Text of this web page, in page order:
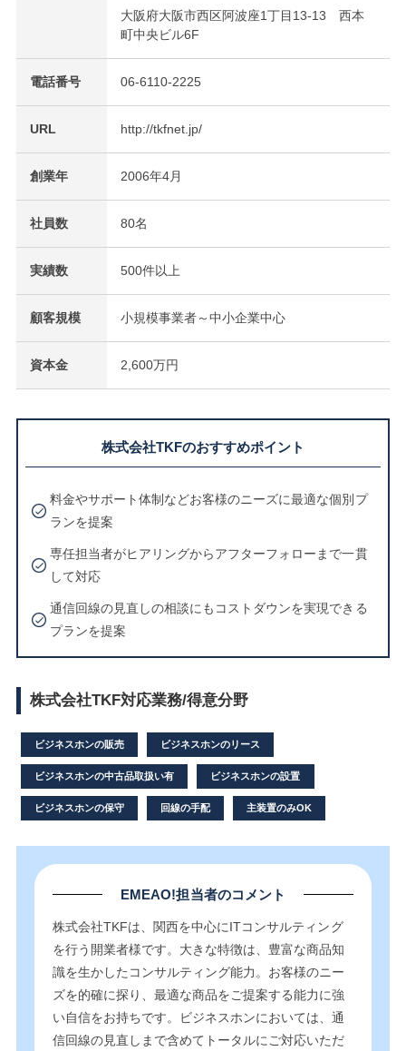
大阪府大阪市西区阿波座1丁目13-13 西本
町中央ビル6F
電話番号 06-6110-2225
URL http://tkfnet.jp/
創業年 2006年4月
社員数 80名
実績数 500件以上
顧客規模 小規模事業者～中小企業中心
資本金 2,600万円
株式会社TKFのおすすめポイント
料金やサポート体制などお客様のニーズに最適な個別プ
ランを提案
専任担当者がヒアリングからアフターフォローまで一貫
して対応
通信回線の見直しの相談にもコストダウンを実現できる
プランを提案
株式会社TKF対応業務/得意分野
ビジネスホンの販売 ビジネスホンのリース
ビジネスホンの中古品取扱い有 ビジネスホンの設置
ビジネスホンの保守 回線の手配 主装置のみOK
EMEAO!担当者のコメント
株式会社TKFは、関西を中心にITコンサルティング
を行う開業者様です。大きな特徴は、豊富な商品知
識を生かしたコンサルティング能力。お客様のニー
ズを的確に探り、最適な商品をご提案する能力に強
い自信をお持ちです。ビジネスホンにおいては、通
信回線の見直しまで含めてトータルにご対応いただ